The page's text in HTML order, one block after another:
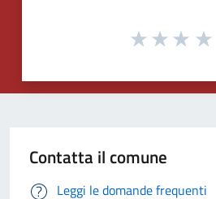
Contatta il comune
Leggi le domande frequenti